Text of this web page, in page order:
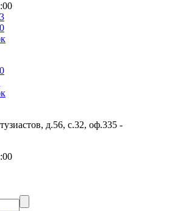
д.56, с.32, оф.335 -